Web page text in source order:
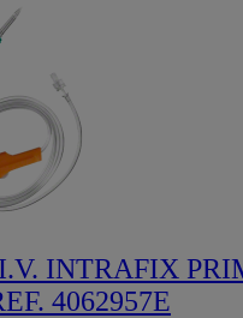
INTRAFIX
4062957E